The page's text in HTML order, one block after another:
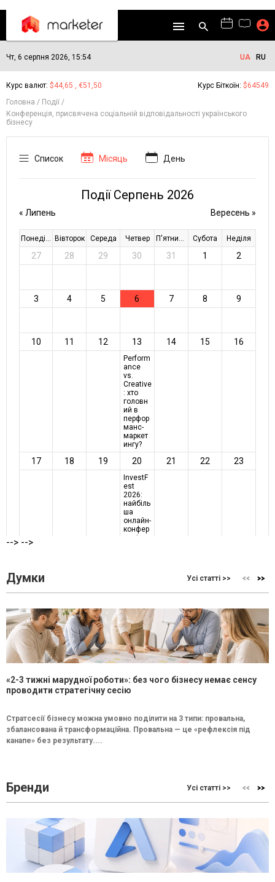
Чт, 6 серпня 2026, 15:54 UA RU
Курс валют: $44,65 , €51,50 Курс Біткоїн: $64549
Головна
Події
Конференція, присвячена соціальній відповідальності українського
бізнесу
--> -->
Думки Усі статті >>
«2-3 тижні марудної роботи»: без чого бізнесу немає сенсу
проводити стратегічну сесію
Стратсесії бізнесу можна умовно поділити на 3 типи: провальна,
збалансована й трансформаційна. Провальна — це «рефлексія під
канапе» без результату....
Бренди Усі статті >>